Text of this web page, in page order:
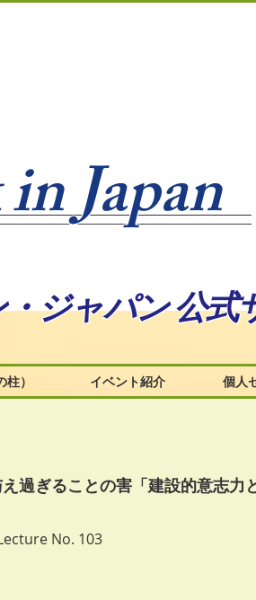
ジャパン 公式
Japan
） イベント紹介 個人
ぎることの害「建設的意志力
No. 103